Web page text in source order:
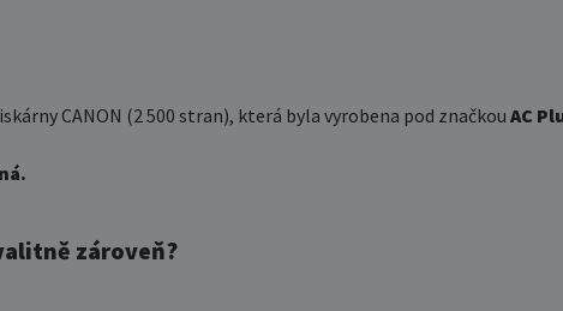
CANON (2 500 stran), která byla vyrobena pod značkou AC
zároveň?